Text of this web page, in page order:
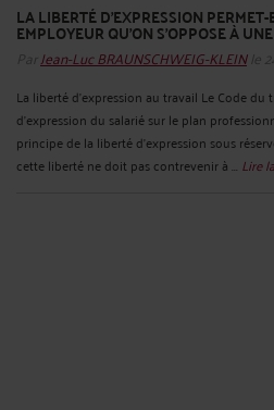
LA LIBERTÉ D’EXPRESSION
EMPLOYEUR QU’ON S’OPPOSE À
Par Jean-Luc BRAUNSCHWEIG-KLEINle
La liberté d'expression au travail Le Code
d'expression du salarié sur le plan
principe de la liberté d'expression sous
cette liberté ne doit pas contrevenir à ... Lire